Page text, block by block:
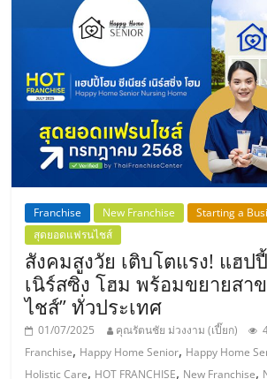
บ้าน
ลงทุน
น้อย
คืน
ทุน
ไว,
ที่
ปรึกษา
Franchise New Franchise
Starting a
สุดยอดแฟรนไชส์
สังคมสูงวัย เติบโตแรง! แฮป
เนิร์สซิ่ง โฮม พร้อมขยายสา
ไชส์” ทั่วประเทศ
01/07/2025 คุณรัตนชัย ม่วงงาม (เปี๊ยก)
Franchise, Happy Home Senior, Happy Home
Holistic Care, HOT FRANCHISE, New Franchise,